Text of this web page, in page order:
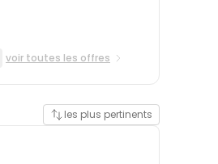
voir toutes les offres
les plus pertinents